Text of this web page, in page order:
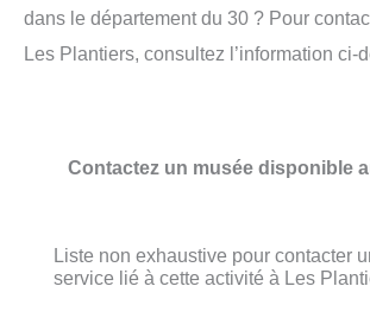
dans le département du 30 ? Pour
Les Plantiers, consultez l’information ci-
Contactez un musée disponible
Liste non exhaustive pour contacter
service lié à cette activité à Les